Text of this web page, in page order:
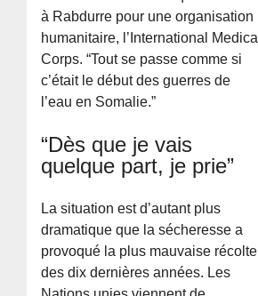
à Rabdurre pour une organisation
humanitaire, l’International Medical
Corps. “Tout se passe comme si
c’était le début des guerres de
l’eau en Somalie.”
“Dès que je vais
quelque part, je prie”
La situation est d’autant plus
dramatique que la sécheresse a
provoqué la plus mauvaise récolte
des dix dernières années. Les